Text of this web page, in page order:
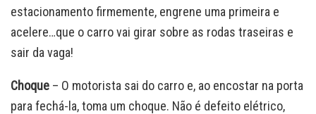
estacionamento firmemente, engrene uma primeira e
acelere…que o carro vai girar sobre as rodas traseiras e
sair da vaga!
Choque – O motorista sai do carro e, ao encostar na porta
para fechá-la, toma um choque. Não é defeito elétrico,